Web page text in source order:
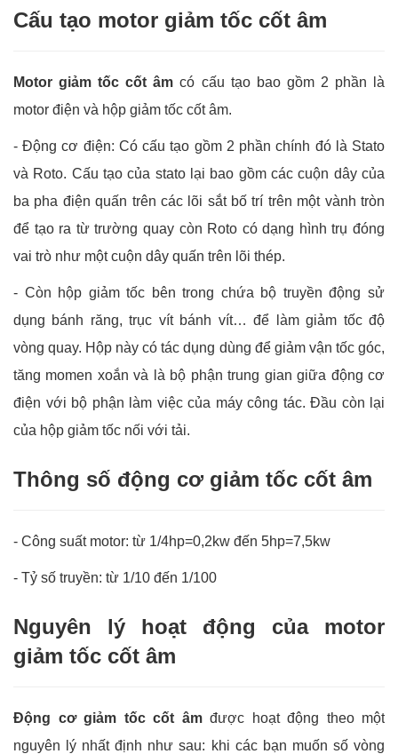
Cấu tạo motor giảm tốc cốt âm
Motor giảm tốc cốt âm có cấu tạo bao gồm 2 phần là
motor điện và hộp giảm tốc cốt âm.
- Động cơ điện: Có cấu tạo gồm 2 phần chính đó là Stato
và Roto. Cấu tạo của stato lại bao gồm các cuộn dây của
ba pha điện quấn trên các lõi sắt bố trí trên một vành tròn
để tạo ra từ trường quay còn Roto có dạng hình trụ đóng
vai trò như một cuộn dây quấn trên lõi thép.
- Còn hộp giảm tốc bên trong chứa bộ truyền động sử
dụng bánh răng, trục vít bánh vít… để làm giảm tốc độ
vòng quay. Hộp này có tác dụng dùng để giảm vận tốc góc,
tăng momen xoắn và là bộ phận trung gian giữa động cơ
điện với bộ phận làm việc của máy công tác. Đầu còn lại
của hộp giảm tốc nối với tải.
Thông số động cơ giảm tốc cốt âm
- Công suất motor: từ 1/4hp=0,2kw đến 5hp=7,5kw
- Tỷ số truyền: từ 1/10 đến 1/100
Nguyên lý hoạt động của motor
giảm tốc cốt âm
Động cơ giảm tốc cốt âmđược hoạt động theo một
nguyên lý nhất định như sau: khi các bạn muốn số vòng